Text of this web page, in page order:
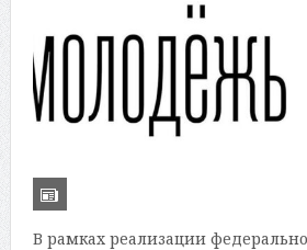
В рамках реализации